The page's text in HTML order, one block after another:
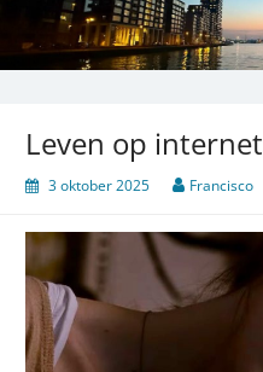
Leven op internet
3 oktober 2025 Francisco